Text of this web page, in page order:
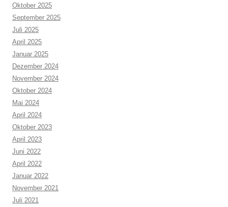
Oktober 2025
September 2025
Juli 2025
April 2025
Januar 2025
Dezember 2024
November 2024
Oktober 2024
Mai 2024
April 2024
Oktober 2023
April 2023
Juni 2022
April 2022
Januar 2022
November 2021
Juli 2021